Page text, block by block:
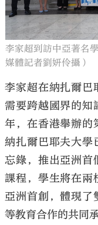
李家超到訪中亞著名
媒體記者劉妍伶攝）
李家超在納扎爾巴
需要跨越國界的知
年，在香港舉辦的
納扎爾巴耶夫大學
忘錄，推出亞洲首
課程，學生將在兩
亞洲首創，體現了
等教育合作的共同承